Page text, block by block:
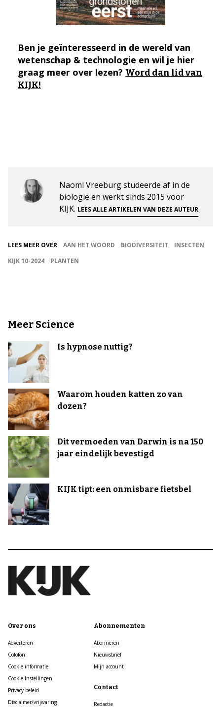
Ben je geïnteresseerd in de wereld van
wetenschap & technologie en wil je hier
graag meer over lezen? Word dan lid van
KIJK!
Naomi Vreeburg studeerde af in de
biologie en werkt sinds 2015 voor
KIJK. LEES ALLE ARTIKELEN VAN DEZE AUTEUR.
LEES MEER OVER AAN HET WOORD BIODIVERSITEIT
INSECTEN
KIJK 10-2024
PLANTEN
Meer Science
Is hypnose nuttig?
Waarom houden katten zo van
dozen?
Dit vermoeden van Darwin is na 150
jaar eindelijk bevestigd
KIJK tipt: een onmisbare fietsbel
Over ons
Adverteren
Colofon
Cookie informatie
Cookie Instellingen
Privacy beleid
Disclaimer/vrijwaring
Abonnementen
Abonneren
Nieuwsbrief
Mijn account
Contact
Redactie